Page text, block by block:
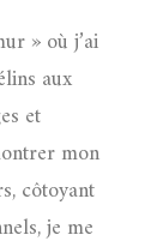
» où j’ai
aux
et
mon
côtoyant
je me